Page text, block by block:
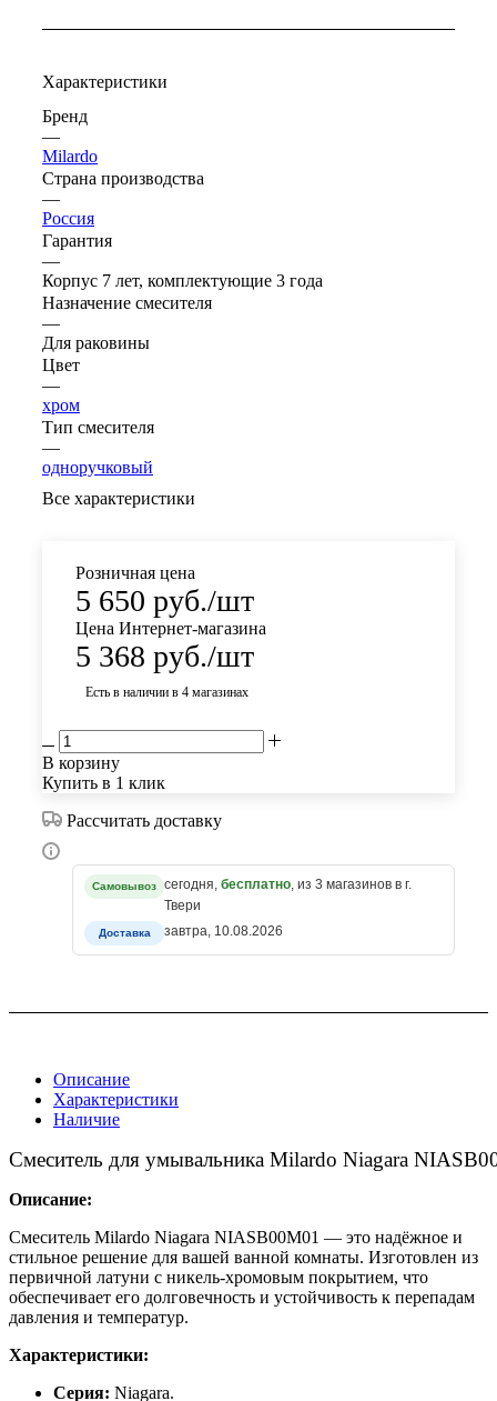
Характеристики
Бренд
—
Milardo
Страна производства
—
Россия
Гарантия
—
Корпус 7 лет, комплектующие 3 года
Назначение смесителя
—
Для раковины
Цвет
—
хром
Тип смесителя
—
одноручковый
Все характеристики
Розничная цена
5 650 руб./шт
Цена Интернет-магазина
5 368 руб./шт
Есть в наличии в 4 магазинах
В корзину
Купить в 1 клик
Рассчитать доставку
Самовывоз сегодня, бесплатно, из 3 магазинов в г.
Твери
Доставка завтра, 10.08.2026
Описание
Характеристики
Наличие
Смеситель для умывальника Milardo Niagara
Описание:
Смеситель Milardo Niagara NIASB00M01 — это надёжное и
стильное решение для вашей ванной комнаты. Изготовлен из
первичной латуни с никель-хромовым покрытием, что
обеспечивает его долговечность и устойчивость к перепадам
давления и температур.
Характеристики:
Серия: Niagara.